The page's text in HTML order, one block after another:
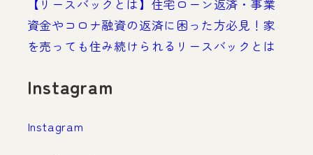
【リースバックとは】住宅ローン返済・事業
資金やコロナ融資の返済に困った方必見！家
を売っても住み続けられるリースバックとは
Instagram
Instagram